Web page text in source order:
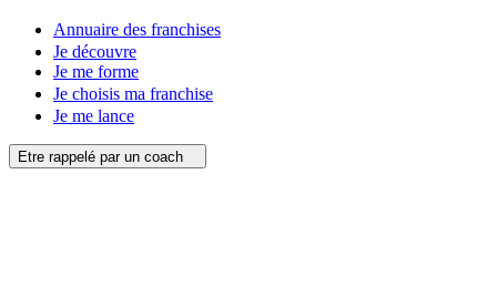
Annuaire des franchises
Je découvre
Je me forme
Je choisis ma franchise
Je me lance
Etre rappelé par un coach